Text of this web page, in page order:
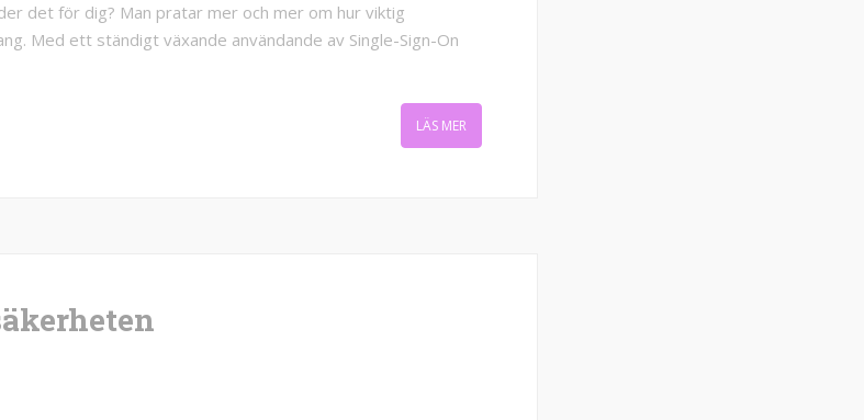
det för dig? Man pratar mer och mer om hur viktig
Med ett ständigt växande användande av Single-Sign-On
LÄS MER